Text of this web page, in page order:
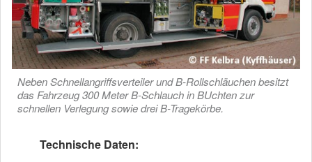
Neben Schnellangriffsverteiler und B-Rollschläuchen besitzt
das Fahrzeug 300 Meter B-Schlauch in BUchten zur
schnellen Verlegung sowie drei B-Tragekörbe.
Technische Daten: